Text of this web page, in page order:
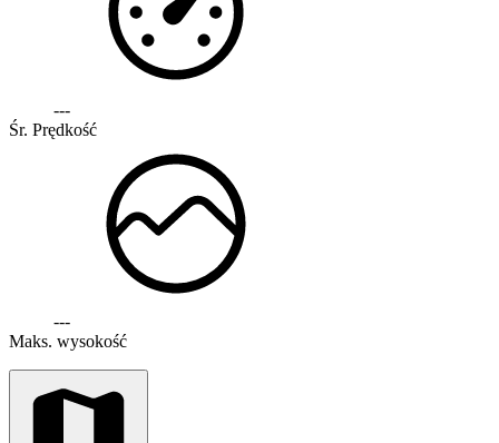
---
Śr. Prędkość
---
Maks. wysokość